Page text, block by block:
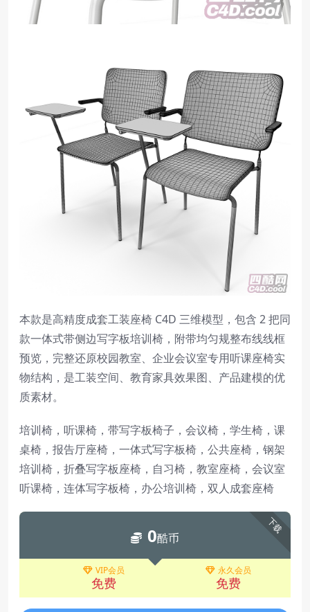
本款是高精度成套工装座椅 C4D 三维模型，包含 2 把同
款一体式带侧边写字板培训椅，附带均匀规整布线线框
预览，完整还原校园教室、企业会议室专用听课座椅实
物结构，是工装空间、教育家具效果图、产品建模的优
质素材。
培训椅，听课椅，带写字板椅子，会议椅，学生椅，课
桌椅，报告厅座椅，一体式写字板椅，公共座椅，钢架
培训椅，折叠写字板座椅，自习椅，教室座椅，会议室
听课椅，连体写字板椅，办公培训椅，双人成套座椅
下载
0酷币
VIP会员
免费
永久会员
免费